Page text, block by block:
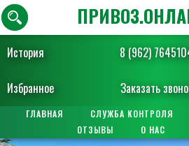
История 8 (962)
Избранное Заказать
ГЛАВНАЯ СЛУЖБА КОНТРОЛЯ
ОТЗЫВЫ
О НАС